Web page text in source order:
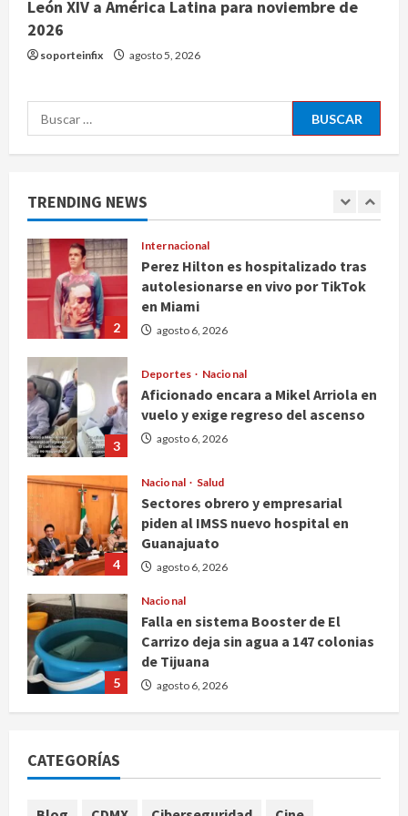
León XIV a América Latina para noviembre de
2026
soporteinfix agosto 5, 2026
Buscar:
TRENDING NEWS
Nacional
de Tijuana
1
Detienen a persona por intentar
2
Internacional
Perez Hilton es hospitalizado tras
autolesionarse en vivo por TikTok
en Miami
agosto 6, 2026
3
Deportes Nacional
Aficionado encara a Mikel Arriola en
vuelo y exige regreso del ascenso
agosto 6, 2026
4
Nacional Salud
Sectores obrero y empresarial
piden al IMSS nuevo hospital en
Guanajuato
agosto 6, 2026
5
Nacional
Falla en sistema Booster de El
Carrizo deja sin agua a 147 colonias
de Tijuana
agosto 6, 2026
Nacional
pesos en CDMX
CATEGORÍAS